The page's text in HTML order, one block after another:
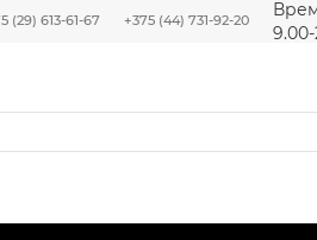
(29) 613-61-67 +375 (44) 731-92-20
9.00-